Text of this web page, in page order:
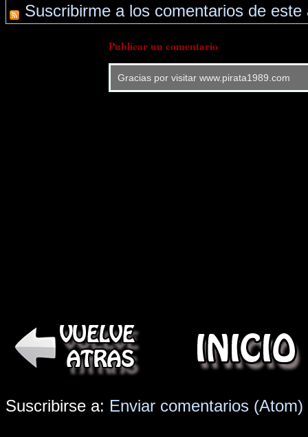
Suscribirme a los comentarios de este
Publicar un comentario
Gracias por visitar www.pirata1989.com
Suscribirse a: Enviar comentarios (Atom)